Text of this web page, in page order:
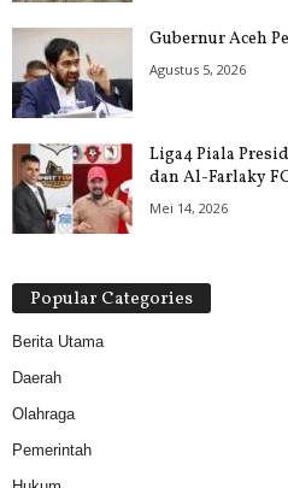
Gubernur Aceh
Agustus 5, 2026
Liga4 Piala
dan Al-Farlaky
Mei 14, 2026
Popular Categories
Berita Utama
Daerah
Olahraga
Pemerintah